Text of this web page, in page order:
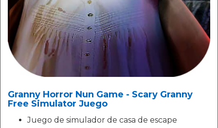
Granny Horror Nun Game - Scary Granny
Free Simulator Juego
Juego de simulador de casa de escape